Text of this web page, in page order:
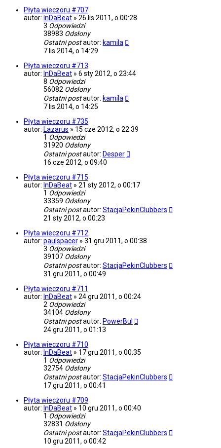
Płyta wieczoru #707
autor: InDaBeat » 26 lis 2011, o 00:28
3 Odpowiedzi
38983 Odsłony
Ostatni postautor: kamila
7 lis 2014, o 14:29
Płyta wieczoru #713
autor: InDaBeat » 6 sty 2012, o 23:44
8 Odpowiedzi
56082 Odsłony
Ostatni postautor: kamila
7 lis 2014, o 14:25
Płyta wieczoru #735
autor: Lazarus » 15 cze 2012, o 22:39
1 Odpowiedzi
31920 Odsłony
Ostatni postautor: Desper
16 cze 2012, o 09:40
Płyta wieczoru #715
autor: InDaBeat » 21 sty 2012, o 00:17
1 Odpowiedzi
33359 Odsłony
Ostatni postautor: StacjaPekinClubbers
21 sty 2012, o 00:23
Płyta wieczoru #712
autor: paulspacer » 31 gru 2011, o 00:38
3 Odpowiedzi
39107 Odsłony
Ostatni postautor: StacjaPekinClubbers
31 gru 2011, o 00:49
Płyta wieczoru #711
autor: InDaBeat » 24 gru 2011, o 00:24
2 Odpowiedzi
34104 Odsłony
Ostatni postautor: PowerBul
24 gru 2011, o 01:13
Płyta wieczoru #710
autor: InDaBeat » 17 gru 2011, o 00:35
1 Odpowiedzi
32754 Odsłony
Ostatni postautor: StacjaPekinClubbers
17 gru 2011, o 00:41
Płyta wieczoru #709
autor: InDaBeat » 10 gru 2011, o 00:40
1 Odpowiedzi
32831 Odsłony
Ostatni postautor: StacjaPekinClubbers
10 gru 2011, o 00:42